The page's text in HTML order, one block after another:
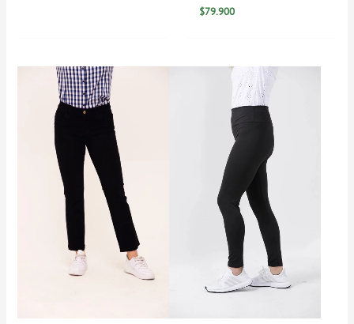
$79.900
Rango
de
precios:
desde
$39.900
hasta
$89.900